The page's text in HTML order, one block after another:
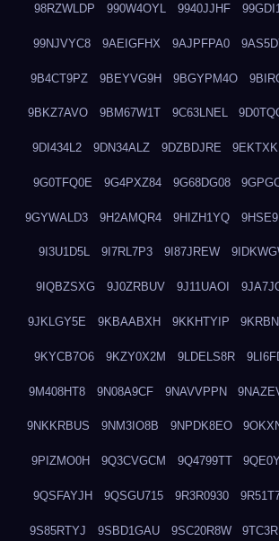
98RZWLDP 990W4OYL 9940JJHF
99NJVYC8 9AEIGFHX 9AJPFPA0
9B4CT9PZ 9BEYVG9H 9BGYPM4O
9BKZ7AVO 9BM67W1T 9C63LNEL
9DI434L2 9DN34ALZ 9DZBDJRE
9G0TFQ0E 9G4PXZ84 9G68DG08
9GYWALD3 9H2AMQR4 9HIZH1YQ
9I3U1D5L 9I7RL7P3 9I87JREW
9IQBZSXG 9J0ZRBUV 9J11UAOI
9JKLGY5E 9KBAABXH 9KKHTYIP
9KYCB7O6 9KZY0X2M 9LDELS8R
9M408HT8 9N08A9CF 9NAVVPPN
9NKKRBUS 9NM3IO8B 9NPDK8EO
9PIZMO0H 9Q3CVGCM 9Q4799TT
9QSFAYJH 9QSGU715 9R3R0930
9S85RTYJ 9SBD1GAU 9SC20R8W